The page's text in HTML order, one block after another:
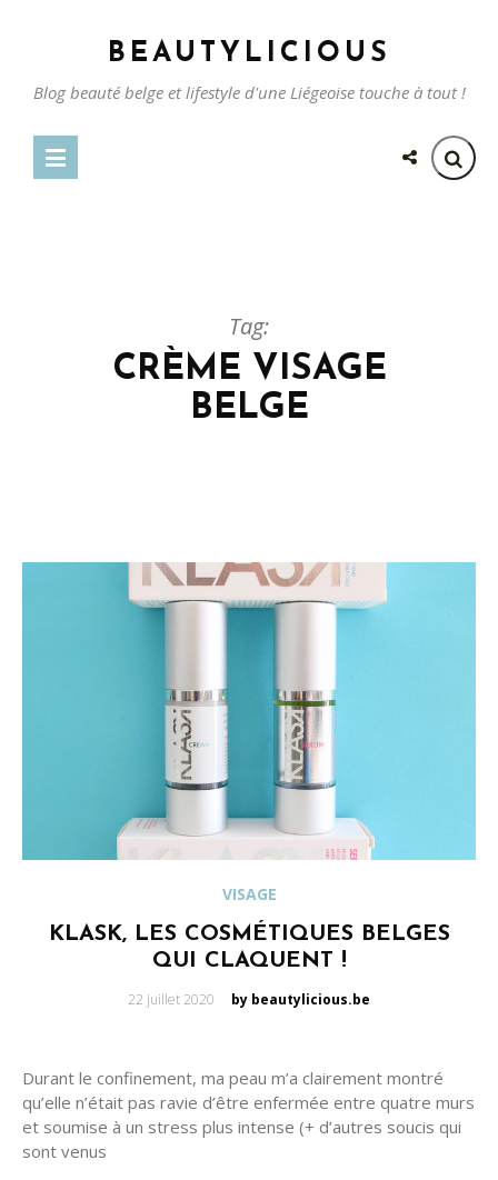
BEAUTYLICIOUS
Blog beauté belge et lifestyle d'une Liégeoise touche à tout !
Tag:
CRÈME VISAGE
BELGE
VISAGE
KLASK, LES COSMÉTIQUES BELGES
QUI CLAQUENT !
Posted
22 juillet 2020 by beautylicious.be
Durant le confinement, ma peau m’a clairement montré
qu’elle n’était pas ravie d’être enfermée entre quatre murs
et soumise à un stress plus intense (+ d’autres soucis qui
sont venus